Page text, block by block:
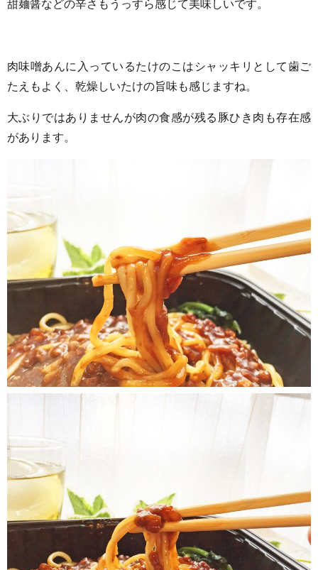
甜麺醤などの辛さもうっすら感じて美味しいです。
肉味噌あんに入っているたけのこはシャッキリとして歯ご
たえもよく、乾燥しいたけの旨味も感じますね。
大ぶりではありませんが肉の食感が残る豚ひき肉も存在感
があります。